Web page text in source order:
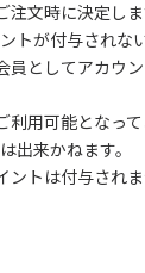
注文時に決定し
トが付与されな
員としてアカウ
利用可能となっ
出来かねます。
トは付与されま